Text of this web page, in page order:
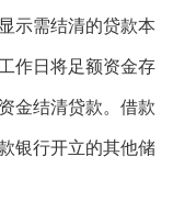
示需结清的贷款本
作日将足额资金存
金结清贷款。借款
银行开立的其他储